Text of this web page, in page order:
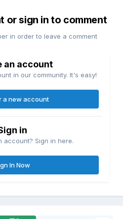
or sign in to comment
in order to leave a comment
an account
in our community. It's easy!
a new account
in
account? Sign in here.
In Now